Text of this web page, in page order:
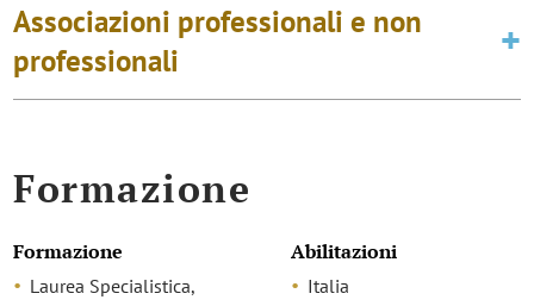
Associazioni professionali e non
professionali
Formazione
Formazione
Laurea Specialistica,
Abilitazioni
Italia